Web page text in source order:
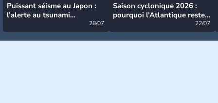
Puissant séisme au Japon :
l’alerte au tsunami
28/07
Saison cyclonique 2026 :
pourquoi l’Atlantique reste
22/07